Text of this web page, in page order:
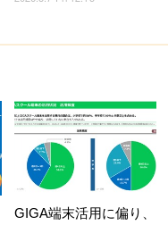
GIGA端末活用に偏り、